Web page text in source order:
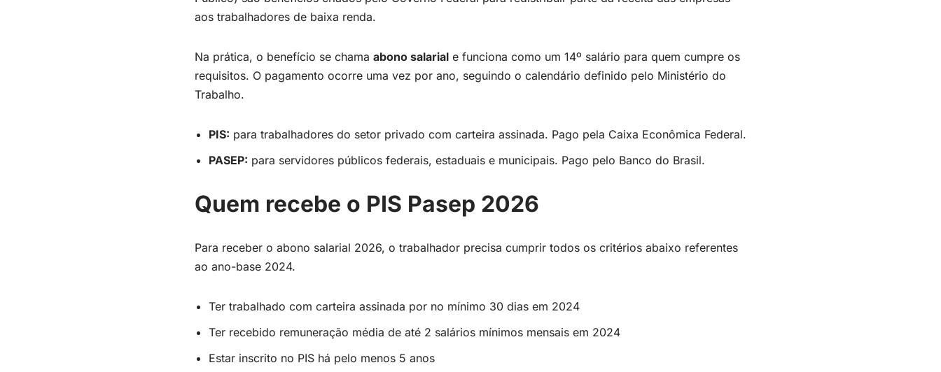
aos trabalhadores de baixa renda.
Na prática, o benefício se chama abono salariale funciona como um 14º salário para quem cumpre os
requisitos. O pagamento ocorre uma vez por ano, seguindo o calendário definido pelo Ministério do
Trabalho.
PIS: para trabalhadores do setor privado com carteira assinada. Pago pela Caixa Econômica Federal.
PASEP: para servidores públicos federais, estaduais e municipais. Pago pelo Banco do Brasil.
Quem recebe o PIS Pasep 2026
Para receber o abono salarial 2026, o trabalhador precisa cumprir todos os critérios abaixo referentes
ao ano-base 2024.
Ter trabalhado com carteira assinada por no mínimo 30 dias em 2024
Ter recebido remuneração média de até 2 salários mínimos mensais em 2024
Estar inscrito no PIS há pelo menos 5 anos